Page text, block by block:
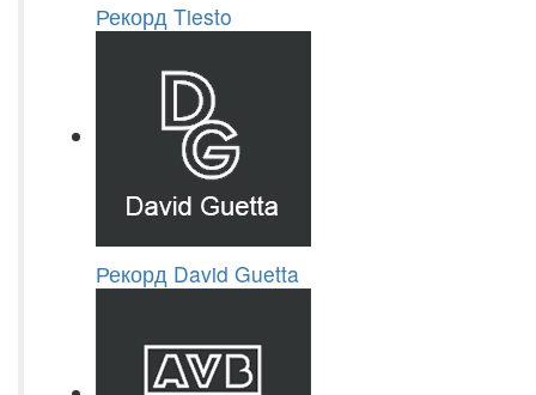
Рекорд Tiesto
Рекорд David Guetta